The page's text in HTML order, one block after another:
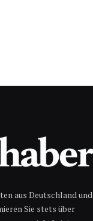
aus Deutschland und
Sie stets über